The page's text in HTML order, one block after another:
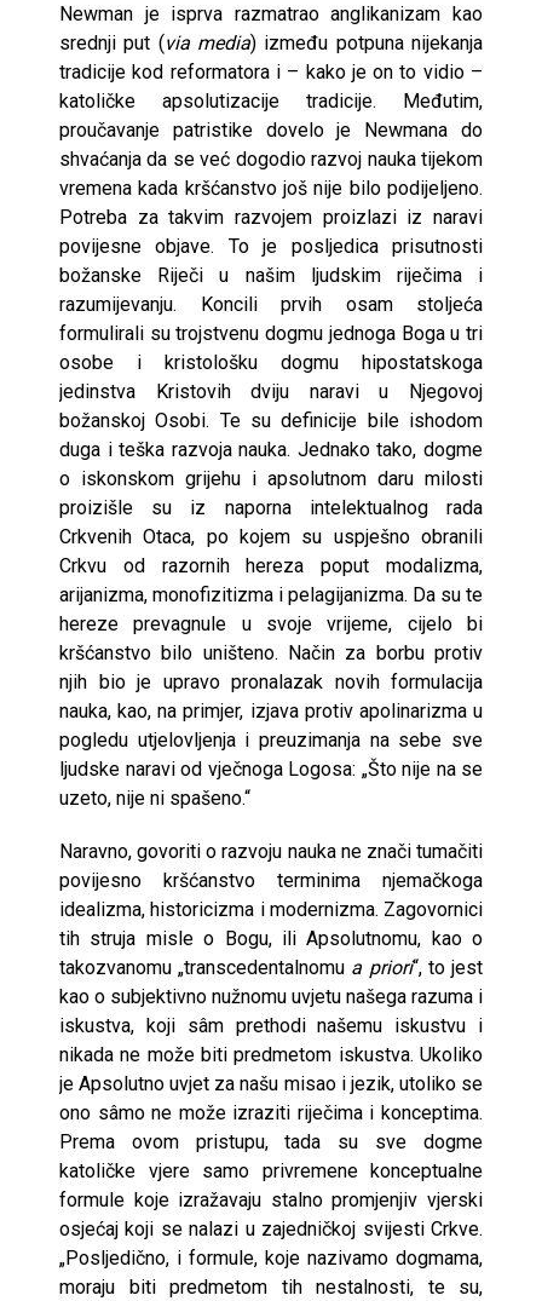
Newman je isprva razmatrao anglikanizam kao
srednji put (via media) između potpuna nijekanja
tradicije kod reformatora i – kako je on to vidio –
katoličke apsolutizacije tradicije. Međutim,
proučavanje patristike dovelo je Newmana do
shvaćanja da se već dogodio razvoj nauka tijekom
vremena kada kršćanstvo još nije bilo podijeljeno.
Potreba za takvim razvojem proizlazi iz naravi
povijesne objave. To je posljedica prisutnosti
božanske Riječi u našim ljudskim riječima i
razumijevanju. Koncili prvih osam stoljeća
formulirali su trojstvenu dogmu jednoga Boga u tri
osobe i kristološku dogmu hipostatskoga
jedinstva Kristovih dviju naravi u Njegovoj
božanskoj Osobi. Te su definicije bile ishodom
duga i teška razvoja nauka. Jednako tako, dogme
o iskonskom grijehu i apsolutnom daru milosti
proizišle su iz naporna intelektualnog rada
Crkvenih Otaca, po kojem su uspješno obranili
Crkvu od razornih hereza poput modalizma,
arijanizma, monofizitizma i pelagijanizma. Da su te
hereze prevagnule u svoje vrijeme, cijelo bi
kršćanstvo bilo uništeno. Način za borbu protiv
njih bio je upravo pronalazak novih formulacija
nauka, kao, na primjer, izjava protiv apolinarizma u
pogledu utjelovljenja i preuzimanja na sebe sve
ljudske naravi od vječnoga Logosa: „Što nije na se
uzeto, nije ni spašeno.“
Naravno, govoriti o razvoju nauka ne znači tumačiti
povijesno kršćanstvo terminima njemačkoga
idealizma, historicizma i modernizma. Zagovornici
tih struja misle o Bogu, ili Apsolutnomu, kao o
takozvanomu „transcedentalnomu a priori“, to jest
kao o subjektivno nužnomu uvjetu našega razuma i
iskustva, koji sâm prethodi našemu iskustvu i
nikada ne može biti predmetom iskustva. Ukoliko
je Apsolutno uvjet za našu misao i jezik, utoliko se
ono sâmo ne može izraziti riječima i konceptima.
Prema ovom pristupu, tada su sve dogme
katoličke vjere samo privremene konceptualne
formule koje izražavaju stalno promjenjiv vjerski
osjećaj koji se nalazi u zajedničkoj svijesti Crkve.
„Posljedično, i formule, koje nazivamo dogmama,
moraju biti predmetom tih nestalnosti, te su,